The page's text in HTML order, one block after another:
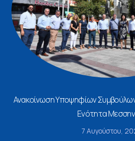
Ανακοίνωση Υποψηφίων Συμβούλων
Ενότητα
7 Αυγούστου,